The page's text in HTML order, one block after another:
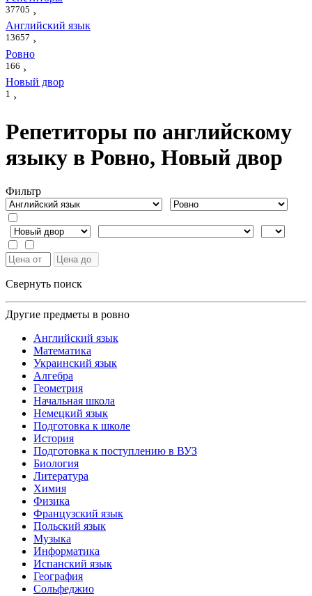
37705 ›
Английский язык
13657 ›
Ровно
166 ›
Новый двор
1 ›
Репетиторы по английскому
языку в Ровно, Новый двор
Фильтр
Свернуть поиск
Другие предметы в ровно
Английский язык
Математика
Украинский язык
Алгебра
Геометрия
Начальная школа
Немецкий язык
Подготовка к школе
История
Подготовка к поступлению в ВУЗ
Биология
Литература
Химия
Физика
Французский язык
Польский язык
Музыка
Информатика
Испанский язык
География
Сольфеджио